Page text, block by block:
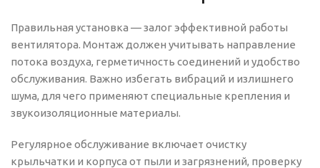
Правильная установка — залог эффективной работы
вентилятора. Монтаж должен учитывать направление
потока воздуха, герметичность соединений и удобство
обслуживания. Важно избегать вибраций и излишнего
шума, для чего применяют специальные крепления и
звукоизоляционные материалы.
Регулярное обслуживание включает очистку
крыльчатки и корпуса от пыли и загрязнений, проверку